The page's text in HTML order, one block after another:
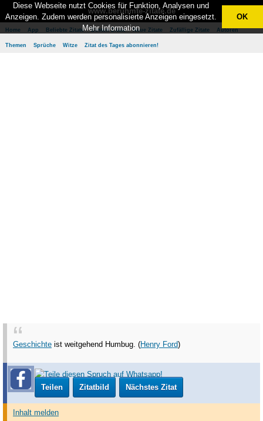
www.berühmte-zitate.de
Home App Beliebte Zitate Besten Zitate Neue Zitate Zufällige Zitate Autoren
Themen Sprüche Witze Zitat des Tages abonnieren!
Geschichte ist weitgehend Humbug. (Henry Ford)
Teilen Zitatbild Nächstes Zitat
Inhalt melden
Diese Webseite nutzt Cookies für Funktion, Analysen und
Anzeigen. Zudem werden personalisierte Anzeigen eingesetzt.
Mehr Information
OK